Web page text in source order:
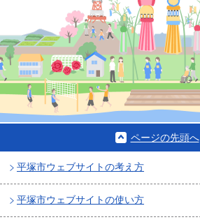
ページの先頭へ
平塚市ウェブサイトの考え方
平塚市ウェブサイトの使い方